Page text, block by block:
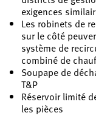
exigences
Les robinets de
sur le côté
système de
combiné de
Soupape de
T&P
Réservoir limité
les pièces